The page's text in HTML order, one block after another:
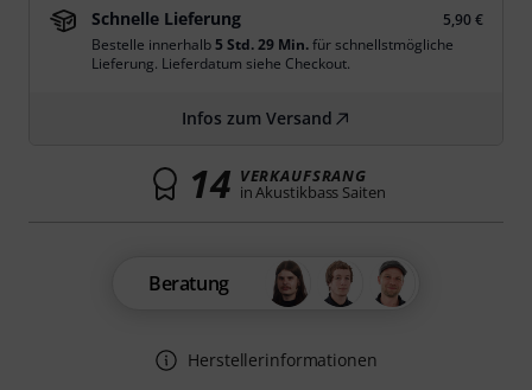
Schnelle Lieferung
5,90 €
Bestelle innerhalb5 Std. 29 Min.für schnellstmögliche
Lieferung. Lieferdatum siehe Checkout.
Infos zum Versand
14 VERKAUFSRANG
in Akustikbass Saiten
Beratung
Herstellerinformationen